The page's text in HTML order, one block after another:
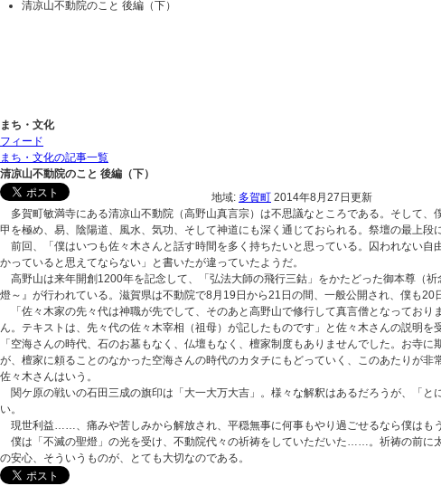
清凉山不動院のこと 後編（下）
まち・文化
フィード
まち・文化の記事一覧
清凉山不動院のこと 後編（下）
地域: 多賀町 2014年8月27日更新
多賀町敏満寺にある清凉山不動院（高野山真言宗）は不思議なところである。そして
甲を極め、易、陰陽道、風水、気功、そして神道にも深く通じておられる。祭壇の最上
前回、「僕はいつも佐々木さんと話す時間を多く持ちたいと思っている。囚われない
かっていると思えてならない」と書いたが違っていたようだ。
高野山は来年開創1200年を記念して、「弘法大師の飛行三鈷」をかたどった御本尊（
燈～』が行われている。滋賀県は不動院で8月19日から21日の間、一般公開され、僕も
「佐々木家の先々代は神職が先でして、そのあと高野山で修行して真言僧となってお
ん。テキストは、先々代の佐々木宰相（祖母）が記したものです」と佐々木さんの説明を
「空海さんの時代、石のお墓もなく、仏壇もなく、檀家制度もありませんでした。お寺
が、檀家に頼ることのなかった空海さんの時代のカタチにもどっていく、このあたりが
佐々木さんはいう。
関ケ原の戦いの石田三成の旗印は「大一大万大吉」。様々な解釈はあるだろうが、「
い。
現世利益……、痛みや苦しみから解放され、平穏無事に何事もやり過ごせるなら僕はも
僕は「不滅の聖燈」の光を受け、不動院代々の祈祷をしていただいた……。祈祷の前に
の安心、そういうものが、とても大切なのである。